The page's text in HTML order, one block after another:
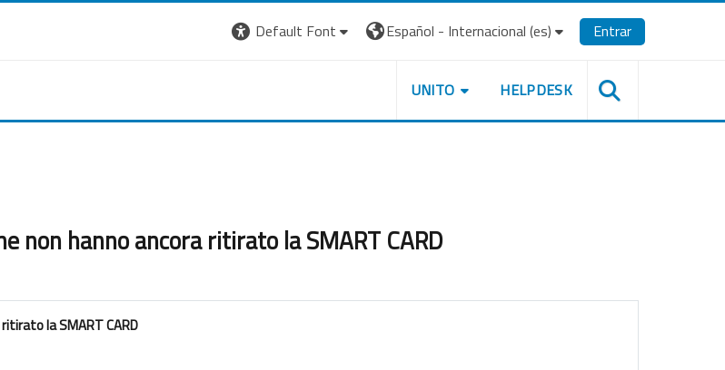
Default Font
Español - Internacional ‎(es)‎ Entrar
UNITO HELPDESK
hanno ancora ritirato la SMART CARD
la SMART CARD